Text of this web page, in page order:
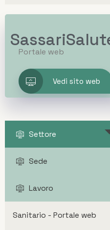
Portale web
Vedi sito web
Settore
Sede
Lavoro
Sanitario - Portale web